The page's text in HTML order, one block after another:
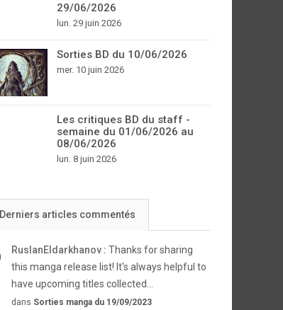
29/06/2026
lun. 29 juin 2026
Sorties BD du 10/06/2026
mer. 10 juin 2026
Les critiques BD du staff -
semaine du 01/06/2026 au
08/06/2026
lun. 8 juin 2026
Derniers articles commentés
RuslanEldarkhanov : Thanks for sharing
this manga release list! It's always helpful to
have upcoming titles collected...
dans Sorties manga du 19/09/2023